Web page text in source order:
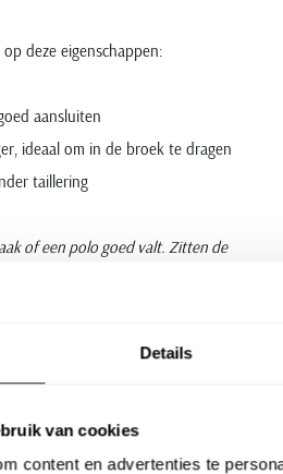
Details
van cookies
content en advertenties te
deze eigenschappen:
aansluiten
ideaal om in de broek te dragen
taillering
of een polo goed valt. Zitten de
valt de rest vaak vanzelf op z’n
een tijdloze stijl. Dat betekent dat